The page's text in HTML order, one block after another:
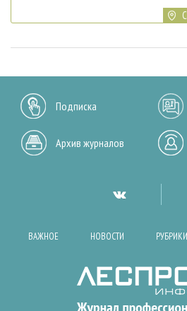
Подписка
Архив журналов
ВАЖНОЕ НОВОСТИ